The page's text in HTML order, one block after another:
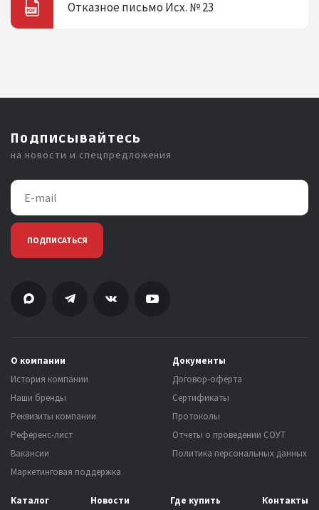
Отказное письмо Исх. № 23
Подписывайтесь
на новости и спецпредложения
ПОДПИСАТЬСЯ
О компании
История компании
Наши бренды
Реквизиты компании
Референс-лист
Вакансии
Маркетинговая поддержка
Документы
Договор-оферта
Сертификаты
Протоколы
Отчеты о проведении СОУТ
Политика персональных данных
Каталог Новости Где купить Контакты